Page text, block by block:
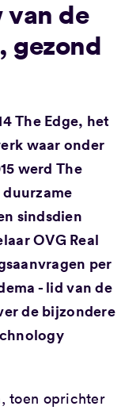
de
gezond
The Edge, het
waar onder
werd The
sindsdien
OVG Real
per
- lid van de
de bijzondere
toen oprichter